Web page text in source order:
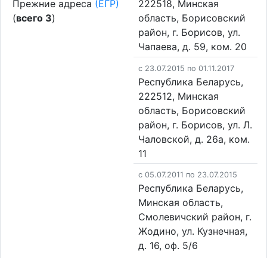
Прежние адреса (ЕГР)
(всего 3)
222518, Минская
область, Борисовский
район, г. Борисов, ул.
Чапаева, д. 59, ком. 20
c 23.07.2015 по 01.11.2017
Республика Беларусь,
222512, Минская
область, Борисовский
район, г. Борисов, ул. Л.
Чаловской, д. 26а, ком.
11
c 05.07.2011 по 23.07.2015
Республика Беларусь,
Минская область,
Смолевичский район, г.
Жодино, ул. Кузнечная,
д. 16, оф. 5/6